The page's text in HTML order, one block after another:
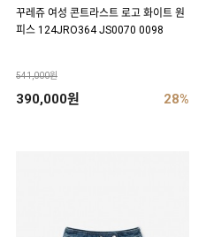
꾸레쥬 여성 콘트라스트 로고 화이트 원
피스 124JRO364 JS0070 0098
541,000원
390,000원 28%